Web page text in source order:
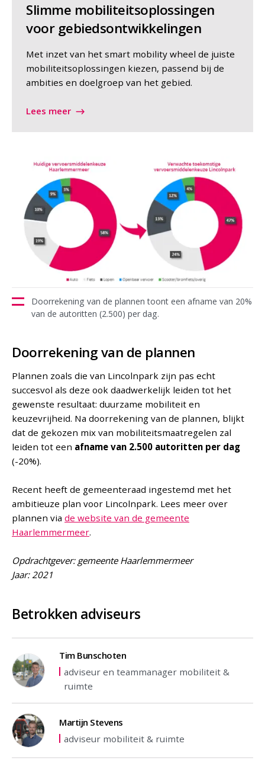
Slimme mobiliteitsoplossingen
voor gebiedsontwikkelingen
Met inzet van het smart mobility wheel de juiste
mobiliteitsoplossingen kiezen, passend bij de
ambities en doelgroep van het gebied.
Lees meer
Doorrekening van de plannen toont een afname van 20%
van de autoritten (2.500) per dag.
Doorrekening van de plannen
Plannen zoals die van Lincolnpark zijn pas echt
succesvol als deze ook daadwerkelijk leiden tot het
gewenste resultaat: duurzame mobiliteit en
keuzevrijheid. Na doorrekening van de plannen, blijkt
dat de gekozen mix van mobiliteitsmaatregelen zal
leiden tot een afname van 2.500 autoritten per dag
(-20%).
Recent heeft de gemeenteraad ingestemd met het
ambitieuze plan voor Lincolnpark. Lees meer over
plannen viade website van de gemeente
Haarlemmermeer.
Opdrachtgever: gemeente Haarlemmermeer
Jaar: 2021
Betrokken adviseurs
Tim Bunschoten
adviseur en teammanager mobiliteit &
ruimte
Martijn Stevens
adviseur mobiliteit & ruimte